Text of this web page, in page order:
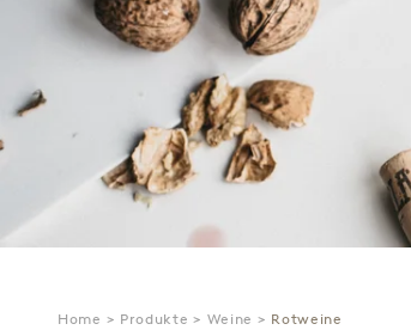
Home > Produkte > Weine > Rotweine